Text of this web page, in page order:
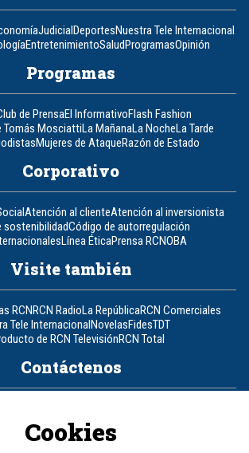
JudicialDeportesNuestra Tele Internacional
EntretenimientoSaludProgramasOpinión
Programas
de PrensaEl InformativoFlash Fashion
Tomás MosciattiLa MañanaLa NocheLa Tarde
Mujeres de AtaqueRazón de Estado
Corporativo
Atención al clienteAtención al inversionista
sostenibilidadCódigo de autorregulación
Línea ÉticaPrensa RCNOBA
Visite también
RCNRCN RadioLa RepúblicaRCN Comerciales
Tele InternacionalNovelasFidesTDT
de RCN TelevisiónRCN Total
Contáctenos
Cookies